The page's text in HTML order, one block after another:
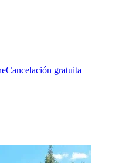
Cancelación gratuita